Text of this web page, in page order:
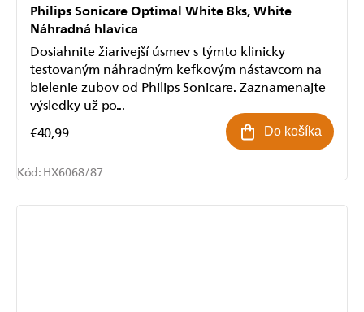
Philips Sonicare Optimal White 8ks, White
Náhradná hlavica
€40,99 Do košíka
Dosiahnite žiarivejší úsmev s týmto klinicky
testovaným náhradným kefkovým nástavcom na
bielenie zubov od Philips Sonicare. Zaznamenajte
výsledky už po...
Kód: HX6068/87